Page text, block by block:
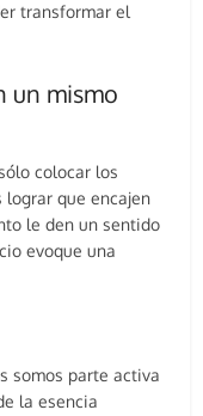
transformar el
un mismo
colocar los
lograr que encajen
le den un sentido
evoque una
somos parte activa
la esencia